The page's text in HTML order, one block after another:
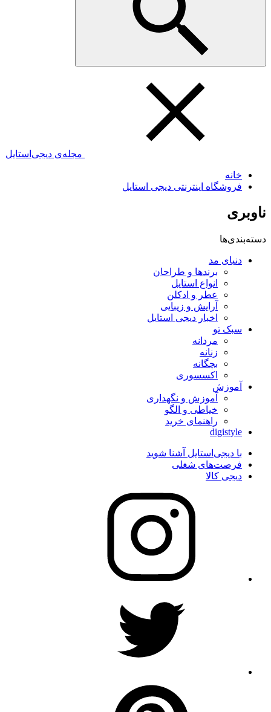
مجله‌ی دیجی‌استایل
خانه
فروشگاه اینترنتی دیجی استایل
ناوبری
دسته‌بندی‌ها
دنیای مد
برندها و طراحان
انواع استایل
عطر و ادکلن
آرایش و زیبایی
اخبار دیجی استایل
سبک تو
مردانه
زنانه
بچگانه
اکسسوری
آموزش
آموزش و نگهداری
خیاطی و الگو
راهنمای خرید
digistyle
با دیجی‌استایل آشنا شوید
فرصت‌های شغلی
دیجی کالا